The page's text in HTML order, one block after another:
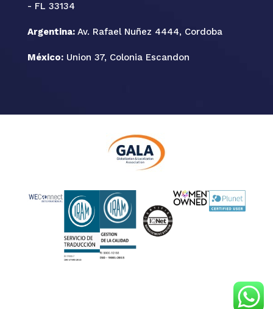
- FL 33134
Argentina: Av. Rafael Nuñez 4444, Cordoba
México: Union 37, Colonia Escandon